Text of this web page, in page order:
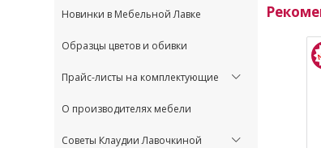
Новинки в Мебельной Лавке
Образцы цветов и обивки
Прайс-листы на комплектующие
О производителях мебели
Советы Клаудии Лавочкиной